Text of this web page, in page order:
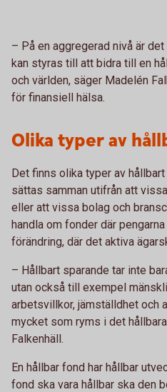
– På en aggregerad nivå är
kan styras till att bidra till en
och världen, säger Madelén
för finansiell hälsa.
Olika typer av
Det finns olika typer av
sättas samman utifrån att
eller att vissa bolag och
handla om fonder där
förändring, där det aktiva
– Hållbart sparande tar inte
utan också till exempel
arbetsvillkor, jämställdhet och
mycket som ryms i det
Falkenhäll.
En hållbar fond har hållbar
fond ska vara hållbar ska den